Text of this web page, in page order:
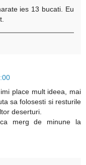
ies 13 bucati. Eu
place mult ideea, mai
sa folosesti si resturile
deserturi.
merg de minune la